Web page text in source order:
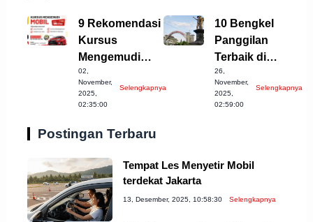
9 Rekomendasi
Kursus
Mengemudi
Mobil Terbaik di
Banda Aceh
02,
November,
2025,
02:35:00
Selengkapnya
10 Bengkel
Panggilan
Terbaik di
Sukoharjo yang
Patut Diketahui
26,
November,
2025,
02:59:00
Selengkapnya
Postingan Terbaru
Tempat Les Menyetir Mobil
terdekat Jakarta
13, Desember, 2025, 10:58:30 Selengkapnya